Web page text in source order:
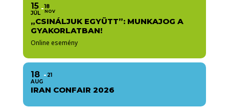
15
JÚL
18
NOV
„CSINÁLJUK EGYÜTT”: MUNKAJOG A
GYAKORLATBAN!
Online esemény
18
AUG
21
IRAN CONFAIR 2026